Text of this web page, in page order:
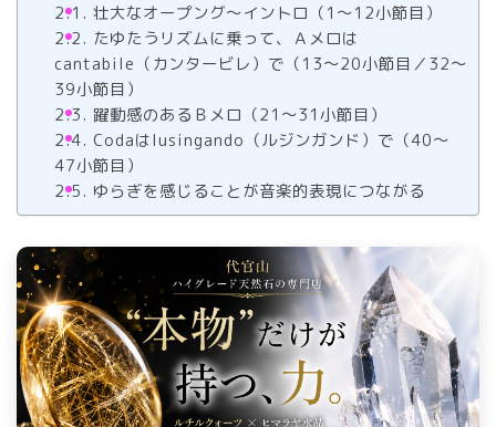
壮大なオープング～イントロ（1～12小節目）
たゆたうリズムに乗って、Ａメロは
cantabile（カンタービレ）で（13～20小節目／32～
39小節目）
躍動感のあるＢメロ（21～31小節目）
Codaはlusingando（ルジンガンド）で（40～
47小節目）
ゆらぎを感じることが音楽的表現につながる